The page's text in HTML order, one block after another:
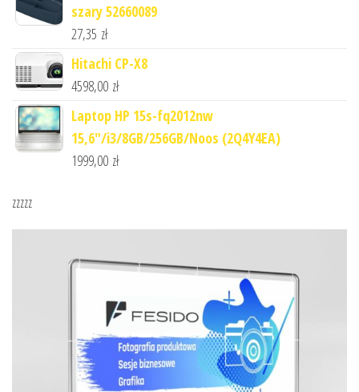
szary 52660089
27,35 zł
Hitachi CP-X8
4598,00 zł
Laptop HP 15s-fq2012nw
15,6"/i3/8GB/256GB/Noos (2Q4Y4EA)
1999,00 zł
zzzzz